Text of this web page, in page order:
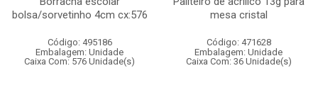
bolsa/sorvetinho 4cm cx:576
Código: 495186
Embalagem: Unidade
Caixa Com: 576 Unidade(s)
mesa cristal
Código: 471628
Embalagem: Unidade
Caixa Com: 36 Unidade(s)